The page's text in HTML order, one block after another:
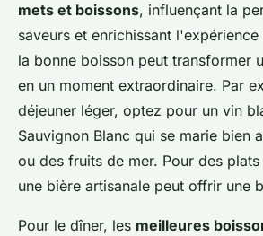
mets et boissons, influençant la
saveurs et enrichissant
la bonne boisson peut transformer
en un moment extraordinaire. Par
déjeuner léger, optez pour un vin
Sauvignon Blanc qui se marie bien
ou des fruits de mer. Pour des
une bière artisanale peut offrir une
Pour le dîner, les meilleures